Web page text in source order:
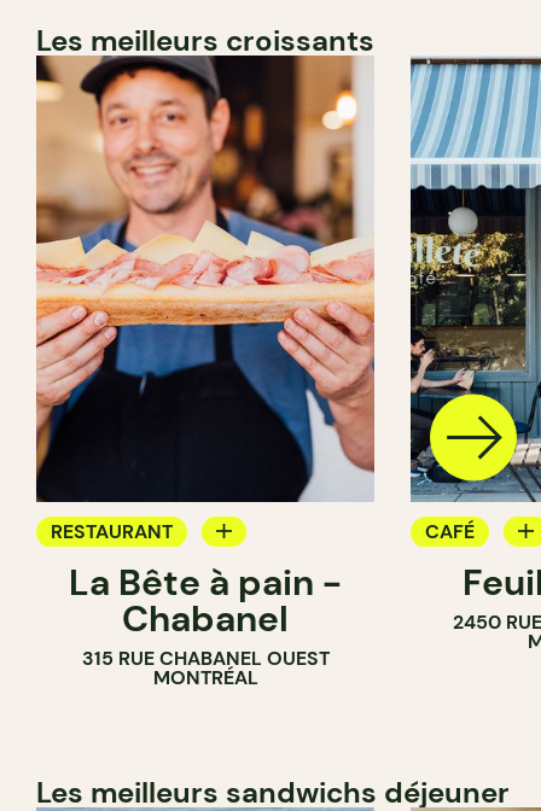
Les meilleurs croissants
RESTAURANT
CAFÉ
PÂTISSERIE
BOULANGERIE
La Bête à pain -
Chabanel
315 RUE CHABANEL OUEST
MONTRÉAL
CAFÉ
PÂTISSERIE
2450
Les meilleurs sandwichs déjeuner